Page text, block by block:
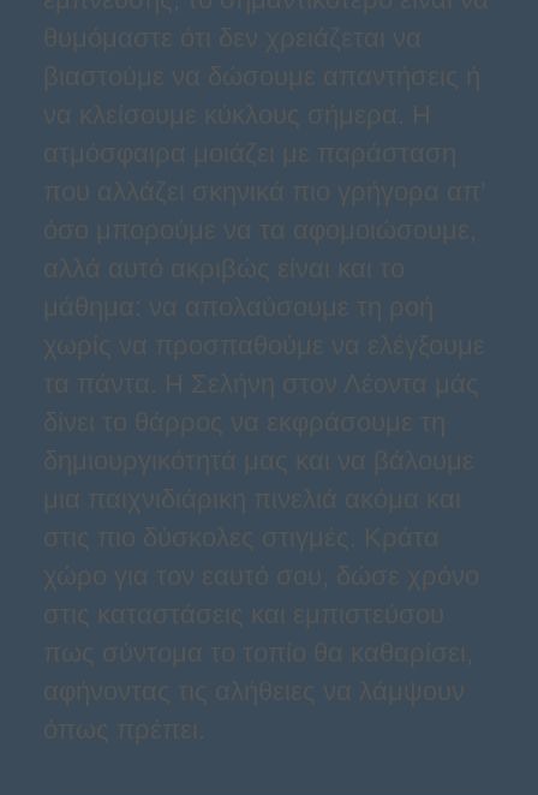
θυμόμαστε ότι δεν χρειάζεται να
βιαστούμε να δώσουμε απαντήσεις ή
να κλείσουμε κύκλους σήμερα. Η
ατμόσφαιρα μοιάζει με παράσταση
που αλλάζει σκηνικά πιο γρήγορα απ’
όσο μπορούμε να τα αφομοιώσουμε,
αλλά αυτό ακριβώς είναι και το
μάθημα: να απολαύσουμε τη ροή
χωρίς να προσπαθούμε να ελέγξουμε
τα πάντα. Η Σελήνη στον Λέοντα μάς
δίνει το θάρρος να εκφράσουμε τη
δημιουργικότητά μας και να βάλουμε
μια παιχνιδιάρικη πινελιά ακόμα και
στις πιο δύσκολες στιγμές. Κράτα
χώρο για τον εαυτό σου, δώσε χρόνο
στις καταστάσεις και εμπιστεύσου
πως σύντομα το τοπίο θα καθαρίσει,
αφήνοντας τις αλήθειες να λάμψουν
όπως πρέπει.